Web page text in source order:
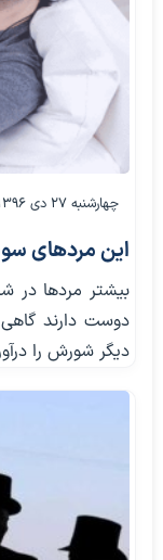
چهارشنبه ۲۷ دی ۱۳۹۶
این مردهای
بیشتر مردها در
دوست دارند
دیگر شورش را